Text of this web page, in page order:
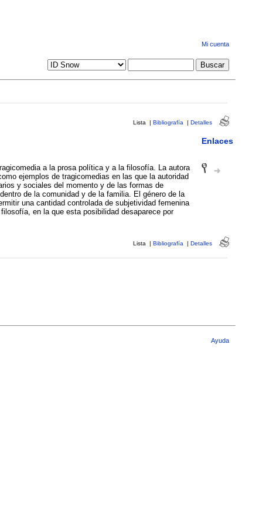
Mi cuenta
Lista | Bibliografía | Detalles
Enlaces
a la prosa política y a la filosofía. La autora
ejemplos de tragicomedias en las que la autoridad
y sociales del momento y de las formas de
de la comunidad y de la familia. El género de la
una cantidad controlada de subjetividad femenina
Lista | Bibliografía | Detalles
Ayuda